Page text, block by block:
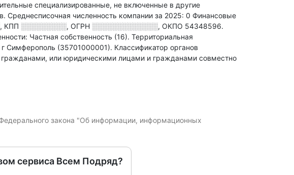
специализированные, не включенные в другие
. Среднесписочная численность компании за 2025: 0 Финансовые
, КПП ░░░░░░░░░, ОГРН ░░░░░░░░░░░░░, ОКПО 54348596.
Частная собственность (16). Территориальная
Симферополь (35701000001). Классификатор органов
или юридическими лицами и гражданами совместно
закона "Об информации, информационных
сервиса Всем Подряд?